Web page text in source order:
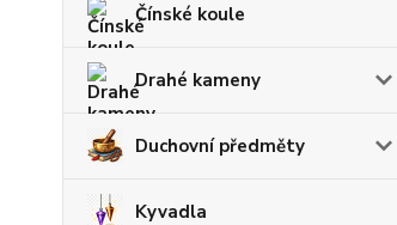
Čínské koule
Drahé kameny
Duchovní předměty
Kyvadla